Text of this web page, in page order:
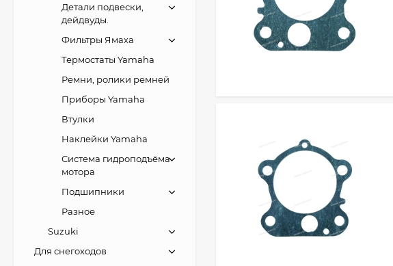
Детали подвески,
дейдвуды.
Фильтры Ямаха
Термостаты Yamaha
Ремни, ролики ремней
Приборы Yamaha
Втулки
Наклейки Yamaha
Система гидроподъёма
мотора
Подшипники
Разное
Suzuki
Для снегоходов